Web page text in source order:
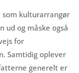
kulturarrangør
ud og måske også
for
Samtidig oplever
generelt er